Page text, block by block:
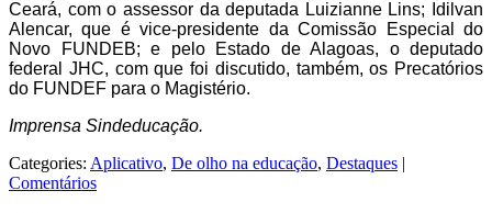
Ceará, com o assessor da deputada Luizianne Lins; Idilvan
Alencar, que é vice-presidente da Comissão Especial do
Novo FUNDEB; e pelo Estado de Alagoas, o deputado
federal JHC, com que foi discutido, também, os Precatórios
do FUNDEF para o Magistério.
Imprensa Sindeducação.
Categories: Aplicativo, De olho na educação, Destaques |
Comentários